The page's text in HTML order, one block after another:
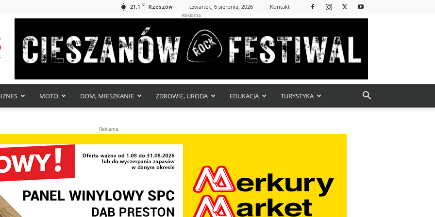
21.1 C Rzeszów czwartek, 6 sierpnia, 2026 Kontakt
Reklama
MOTO DOM, MIESZKANIE ZDROWIE, URODA EDUKACJA TURYSTYKA
Reklama